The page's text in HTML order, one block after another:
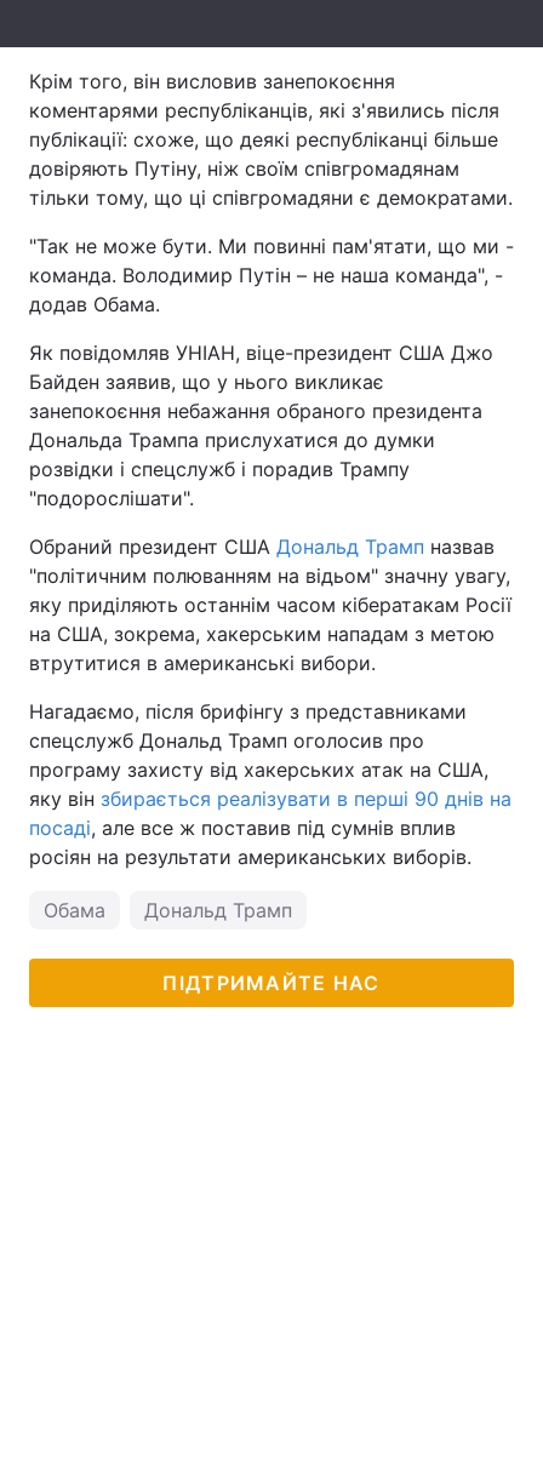
Контакти
Послуги
Тема оформлення
Крім того, він висловив занепокоєння
коментарями республіканців, які з'явились після
публікації: схоже, що деякі республіканці більше
довіряють Путіну, ніж своїм співгромадянам
тільки тому, що ці співгромадяни є демократами.
"Так не може бути. Ми повинні пам'ятати, що ми -
команда. Володимир Путін – не наша команда", -
додав Обама.
Як повідомляв УНІАН, віце-президент США Джо
Байден заявив, що у нього викликає
занепокоєння небажання обраного президента
Дональда Трампа прислухатися до думки
розвідки і спецслужб і порадив Трампу
"подорослішати".
Обраний президент США Дональд Трамп назвав
"політичним полюванням на відьом" значну увагу,
яку приділяють останнім часом кібератакам Росії
на США, зокрема, хакерським нападам з метою
втрутитися в американські вибори.
Нагадаємо, після брифінгу з представниками
спецслужб Дональд Трамп оголосив про
програму захисту від хакерських атак на США,
яку він збирається реалізувати в перші 90 днів на
посаді, але все ж поставив під сумнів вплив
росіян на результати американських виборів.
Обама Дональд Трамп
ПІДТРИМАЙТЕ НАС